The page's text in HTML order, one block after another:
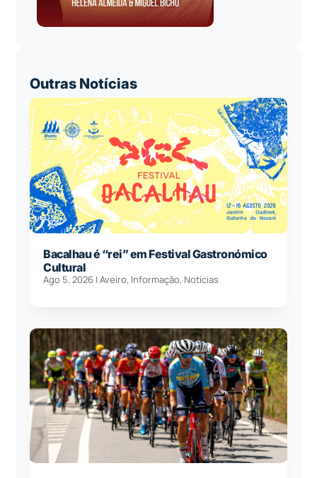
Outras Notícias
Bacalhau é “rei” em Festival Gastronómico
Cultural
Ago 5, 2026 |Aveiro, Informação, Notícias